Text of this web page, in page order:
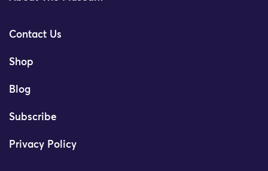
Contact Us
Shop
Blog
Subscribe
Privacy Policy